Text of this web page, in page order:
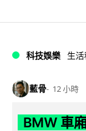
科技娛樂 生
藍骨 12 小時
BMW 車